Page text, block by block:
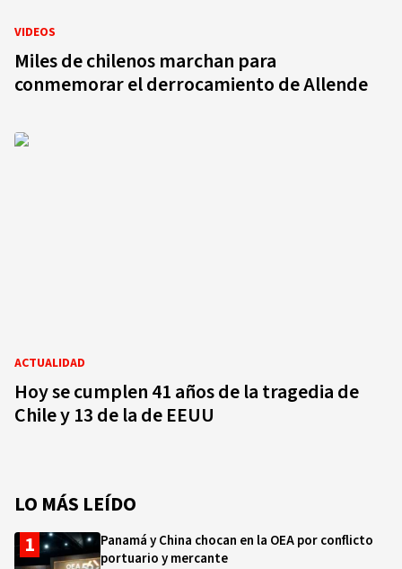
VIDEOS
Miles de chilenos marchan para
conmemorar el derrocamiento de Allende
ACTUALIDAD
Hoy se cumplen 41 años de la tragedia de
Chile y 13 de la de EEUU
LO MÁS LEÍDO
Panamá y China chocan en la OEA por conflicto
portuario y mercante